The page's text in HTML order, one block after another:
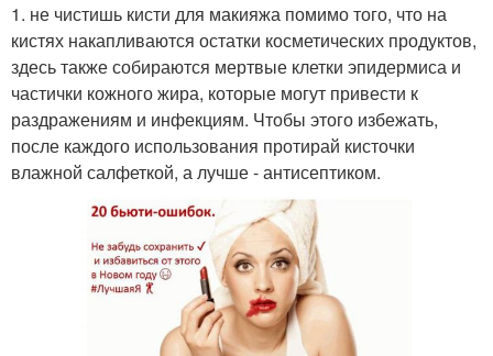
1. не чистишь кисти для макияжа помимо того, что на
кистях накапливаются остатки косметических продуктов,
здесь также собираются мертвые клетки эпидермиса и
частички кожного жира, которые могут привести к
раздражениям и инфекциям. Чтобы этого избежать,
после каждого использования протирай кисточки
влажной салфеткой, а лучше - антисептиком.